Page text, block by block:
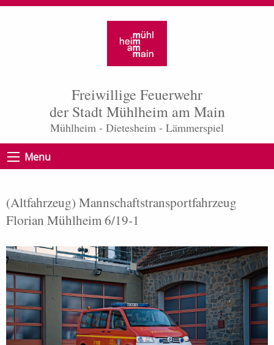
Freiwillige Feuerwehr
der Stadt Mühlheim am Main
Mühlheim - Dietesheim - Lämmerspiel
Menu
(Altfahrzeug) Mannschaftstransport­fahrzeug
Florian Mühlheim 6/19-1